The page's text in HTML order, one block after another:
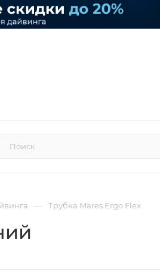
— Трубка Mares Ergo Flex